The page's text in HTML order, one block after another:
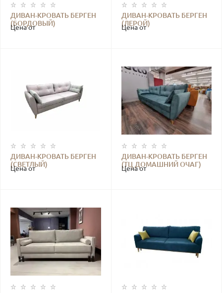
ДИВАН-КРОВАТЬ БЕРГЕН
(БОРДОВЫЙ)
Цена от
ДИВАН-КРОВАТЬ БЕРГЕН
(ЛЕРОЙ)
Цена от
ДИВАН-КРОВАТЬ БЕРГЕН
(СВЕТЛЫЙ)
Цена от
ДИВАН-КРОВАТЬ БЕРГЕН
(ТЦ ДОМАШНИЙ ОЧАГ)
Цена от